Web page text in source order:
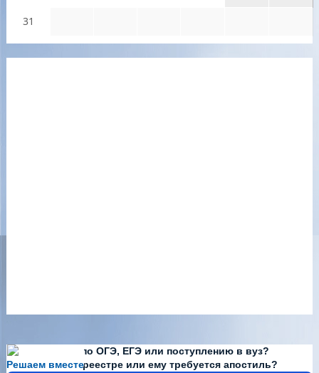
31
Решаем вместе
Есть вопросы по ОГЭ, ЕГЭ или поступлению в вуз?
Диплома нет в реестре или ему требуется апостиль?